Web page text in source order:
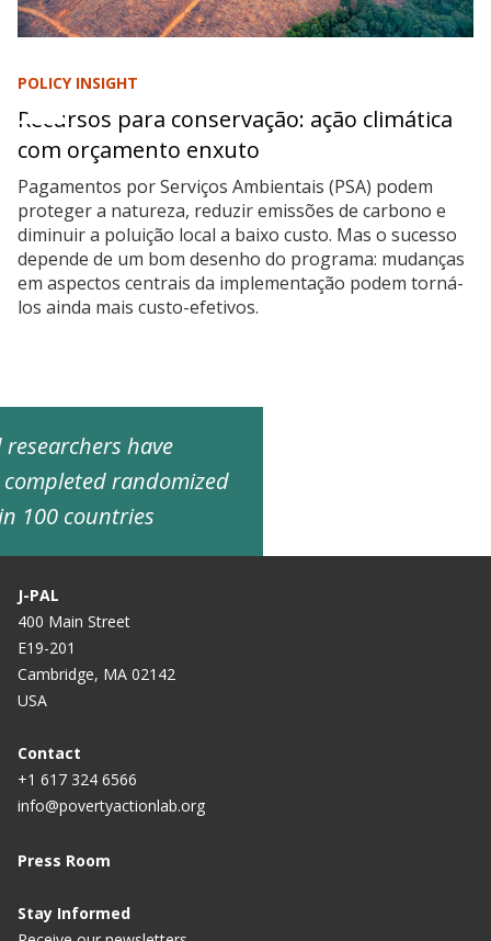
POLICY INSIGHT
Recursos para conservação: ação climática
com orçamento enxuto
Pagamentos por Serviços Ambientais (PSA) podem
proteger a natureza, reduzir emissões de carbono e
diminuir a poluição local a baixo custo. Mas o sucesso
depende de um bom desenho do programa: mudanças
em aspectos centrais da implementação podem torná-
los ainda mais custo-efetivos.
researchers have
randomized
100 countries
J-PAL
400 Main Street
E19-201
Cambridge, MA 02142
USA
Contact
+1 617 324 6566
info@povertyactionlab.org
Press Room
Stay Informed